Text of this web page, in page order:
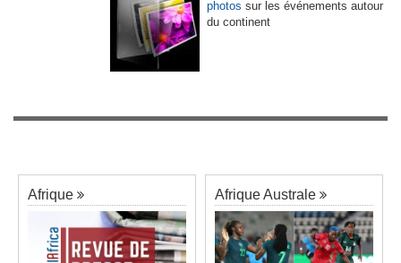
photos sur les événements autour
du continent
Afrique Afrique Australe